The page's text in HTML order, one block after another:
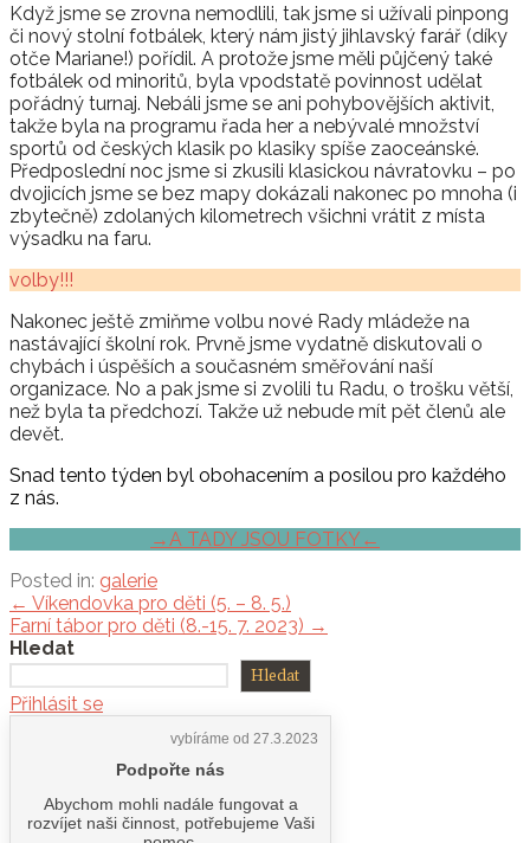
Když jsme se zrovna nemodlili, tak jsme si užívali pinpong
či nový stolní fotbálek, který nám jistý jihlavský farář (díky
otče Mariane!) pořídil. A protože jsme měli půjčený také
fotbálek od minoritů, byla vpodstatě povinnost udělat
pořádný turnaj. Nebáli jsme se ani pohybovějších aktivit,
takže byla na programu řada her a nebývalé množství
sportů od českých klasik po klasiky spíše zaoceánské.
Předposlední noc jsme si zkusili klasickou návratovku – po
dvojicích jsme se bez mapy dokázali nakonec po mnoha (i
zbytečně) zdolaných kilometrech všichni vrátit z místa
výsadku na faru.
volby!!!
Nakonec ještě zmiňme volbu nové Rady mládeže na
nastávající školní rok. Prvně jsme vydatně diskutovali o
chybách i úspěších a současném směřování naší
organizace. No a pak jsme si zvolili tu Radu, o trošku větší,
než byla ta předchozí. Takže už nebude mít pět členů ale
devět.
Snad tento týden byl obohacením a posilou pro každého
z nás.
→A TADY JSOU FOTKY←
Posted in: galerie
Navigace
pro
příspěvek
← Víkendovka pro děti (5. – 8. 5.)
Farní tábor pro děti (8.-15. 7. 2023) →
Hledat
Hledat
Přihlásit se